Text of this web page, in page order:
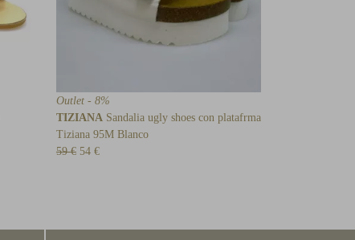
Outlet - 8%
TIZIANA Sandalia ugly shoes con platafrma
Tiziana 95M Blanco
59 € 54 €